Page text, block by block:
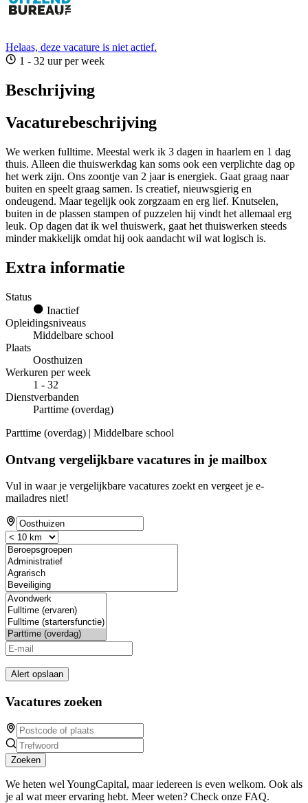
Helaas, deze vacature is niet actief.
1 - 32 uur per week
Beschrijving
Vacaturebeschrijving
We werken fulltime. Meestal werk ik 3 dagen in haarlem en 1 dag
thuis. Alleen die thuiswerkdag kan soms ook een verplichte dag op
het werk zijn. Ons zoontje van 2 jaar is energiek. Gaat graag naar
buiten en speelt graag samen. Is creatief, nieuwsgierig en
ondeugend. Maar tegelijk ook zorgzaam en erg lief. Knutselen,
buiten in de plassen stampen of puzzelen hij vindt het allemaal erg
leuk. Op dagen dat ik wel thuiswerk, gaat het thuiswerken steeds
minder makkelijk omdat hij ook aandacht wil wat logisch is.
Extra informatie
Status
Inactief
Opleidingsniveaus
Middelbare school
Plaats
Oosthuizen
Werkuren per week
1 - 32
Dienstverbanden
Parttime (overdag)
Parttime (overdag) | Middelbare school
Ontvang vergelijkbare vacatures in je mailbox
Vul in waar je vergelijkbare vacatures zoekt en vergeet je e-
mailadres niet!
Alert opslaan
Vacatures zoeken
Zoeken
We heten wel YoungCapital, maar iedereen is even welkom. Ook als
je al wat meer ervaring hebt. Meer weten? Check onze FAQ.